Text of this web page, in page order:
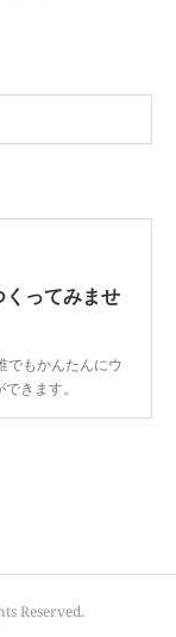
ってみませ
でもかんたんにウ
きます。
Reserved.